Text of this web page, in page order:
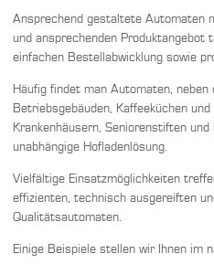
Ansprechend gestaltete Automaten
und ansprechenden Produktangebot
einfachen Bestellabwicklung sowie
Häufig findet man Automaten,
Betriebsgebäuden, Kaffeeküchen
Krankenhäusern, Seniorenstiften
unabhängige Hofladenlösung.
Vielfältige Einsatzmöglichkeiten
effizienten, technisch ausgereiften
Qualitätsautomaten.
Einige Beispiele stellen wir Ihnen im